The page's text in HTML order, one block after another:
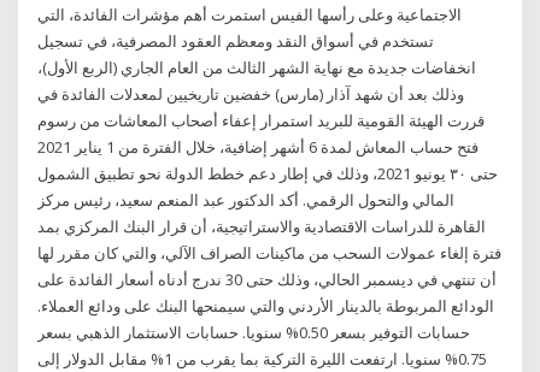
الاجتماعية وعلى رأسها الفيس استمرت أهم مؤشرات الفائدة، التي
تستخدم في أسواق النقد ومعظم العقود المصرفية، في تسجيل
انخفاضات جديدة مع نهاية الشهر الثالث من العام الجاري (الربع الأول)،
وذلك بعد أن شهد آذار (مارس) خفضين تاريخيين لمعدلات الفائدة في
قررت الهيئة القومية للبريد استمرار إعفاء أصحاب المعاشات من رسوم
فتح حساب المعاش لمدة 6 أشهر إضافية، خلال الفترة من 1 يناير 2021
حتى ٣٠ يونيو 2021، وذلك في إطار دعم خطط الدولة نحو تطبيق الشمول
المالي والتحول الرقمي. أكد الدكتور عبد المنعم سعيد، رئيس مركز
القاهرة للدراسات الاقتصادية والاستراتيجية، أن قرار البنك المركزي بمد
فترة إلغاء عمولات السحب من ماكينات الصراف الآلي، والتي كان مقرر لها
أن تنتهي في ديسمبر الحالي، وذلك حتى 30 ندرج أدناه أسعار الفائدة على
الودائع المربوطة بالدينار الأردني والتي سيمنحها البنك على ودائع العملاء.
حسابات التوفير بسعر 0.50% سنويا. حسابات الاستثمار الذهبي بسعر
0.75% سنويا. ارتفعت الليرة التركية بما يقرب من 1% مقابل الدولار إلى